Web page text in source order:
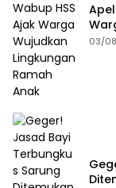
03/